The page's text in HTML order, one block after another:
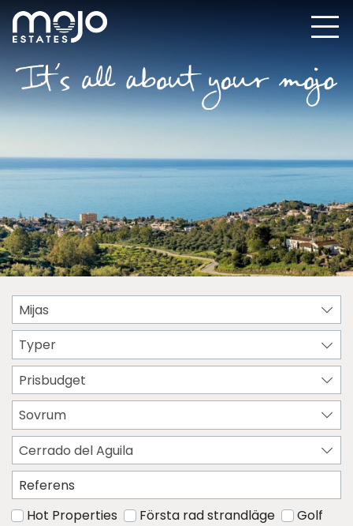
Mijas
Typer
Prisbudget
Sovrum
Cerrado del Aguila
Hot Properties Första rad strandläge Golf